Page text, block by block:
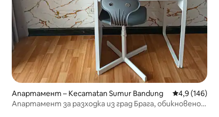
Апартамент – Kecamatan Sumur Bandung Средна
4,9 (146)
Апартамент за разходка из град Брага, обикновено